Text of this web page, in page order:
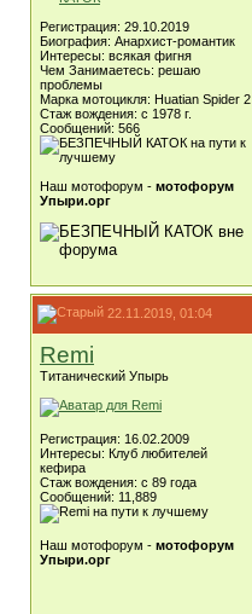
Регистрация: 29.10.2019
Биография: Анархист-романтик
Интересы: всякая фигня
Чем Занимаетесь: решаю
проблемы
Марка мотоцикля: Huatian Spider 2
Стаж вождения: с 1978 г.
Сообщений: 566
Наш мотофорум - мотофорум
Упыри.орг
22.11.2019, 01:04
Remi
Титанический Упырь
Регистрация: 16.02.2009
Интересы: Клуб любителей
кефира
Стаж вождения: с 89 года
Сообщений: 11,889
Наш мотофорум - мотофорум
Упыри.орг